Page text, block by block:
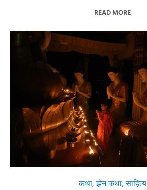
READ MORE
कथा,झेन कथा,साहित्य